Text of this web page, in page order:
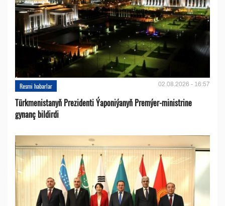
Resmi habarlar 02.08.2026 - 16:57
Türkmenistanyň Prezidenti Ýaponiýanyň Premýer-ministrine
gynanç bildirdi